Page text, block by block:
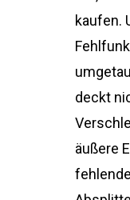
kaufen.
deckt
äußere